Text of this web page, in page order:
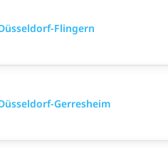
Flingern
Gerresheim